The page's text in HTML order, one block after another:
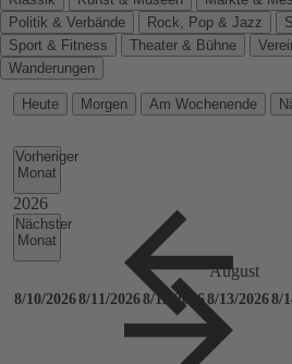
Politik & Verbände
Rock, Pop & Jazz
Sport & Fitness
Theater & Bühne
Wanderungen
Heute Morgen Am Wochenende
Vorheriger
Monat
Nächster
Monat